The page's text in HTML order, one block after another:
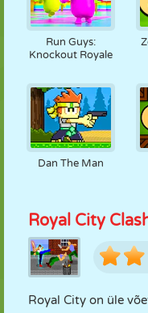
Run Guys:
Knockout Royale
Dan The Man
Royal City
Royal City on üle